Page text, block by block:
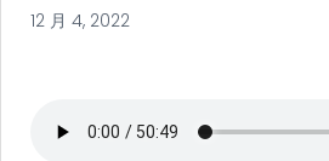
12 月 4, 2022